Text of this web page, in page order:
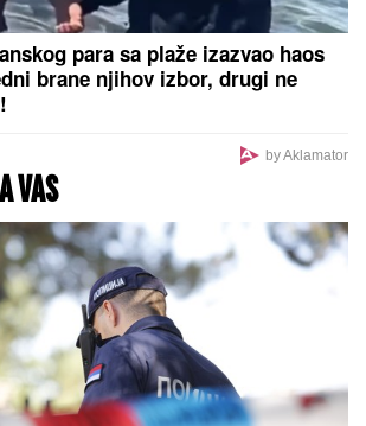
para sa plaže izazvao haos
brane njihov izbor, drugi ne
by Aklamator
VAS